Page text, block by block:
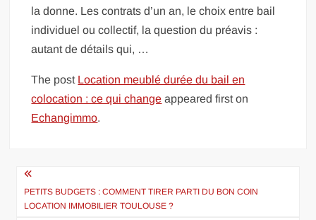
la donne. Les contrats d’un an, le choix entre bail
individuel ou collectif, la question du préavis :
autant de détails qui, …
The post Location meublé durée du bail en
colocation : ce qui change appeared first on
Echangimmo.
Navigation
de
PETITS BUDGETS : COMMENT TIRER PARTI DU BON COIN
LOCATION IMMOBILIER TOULOUSE ?